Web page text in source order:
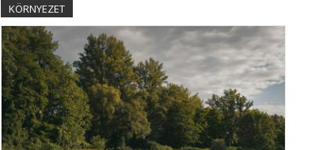
KÖRNYEZET